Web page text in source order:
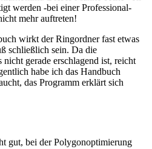
werden -bei einer Professional-
mehr auftreten!
wirkt der Ringordner fast etwas
schließlich sein. Da die
gerade erschlagend ist, reicht
habe ich das Handbuch
das Programm erklärt sich
gut, bei der Polygonoptimierung